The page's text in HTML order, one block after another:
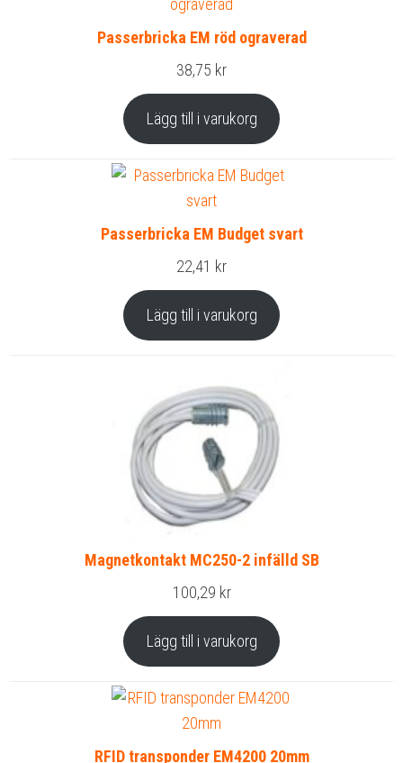
Passerbricka EM röd ograverad
38,75 kr
Lägg till i varukorg
Passerbricka EM Budget svart
22,41 kr
Lägg till i varukorg
Magnetkontakt MC250-2 infälld SB
100,29 kr
Lägg till i varukorg
RFID transponder EM4200 20mm